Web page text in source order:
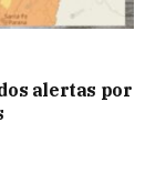
alertas por